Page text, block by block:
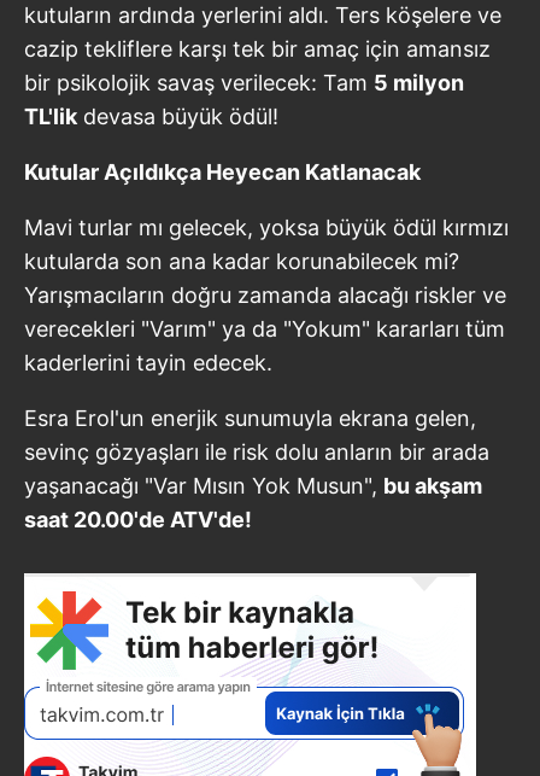
kutuların ardında yerlerini aldı. Ters köşelere ve
cazip tekliflere karşı tek bir amaç için amansız
bir psikolojik savaş verilecek: Tam 5 milyon
TL'lik devasa büyük ödül!
Kutular Açıldıkça Heyecan Katlanacak
Mavi turlar mı gelecek, yoksa büyük ödül kırmızı
kutularda son ana kadar korunabilecek mi?
Yarışmacıların doğru zamanda alacağı riskler ve
verecekleri "Varım" ya da "Yokum" kararları tüm
kaderlerini tayin edecek.
Esra Erol'un enerjik sunumuyla ekrana gelen,
sevinç gözyaşları ile risk dolu anların bir arada
yaşanacağı "Var Mısın Yok Musun", bu akşam
saat 20.00'de ATV'de!